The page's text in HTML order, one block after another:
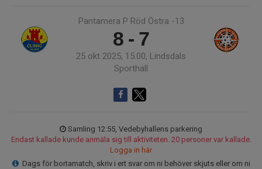
Pantamera P Röd Östra -13
8 - 7
25 okt 2025, 15:00, Lindsdals
Sporthall
Samling 12:55, Vedebyhallens parkering
Endast kallade kunde anmäla sig till aktiviteten. 20 personer var kallade.
Logga in här
Dags för bortamatch, skriv i ert svar om ni behöver skjuts eller om ni